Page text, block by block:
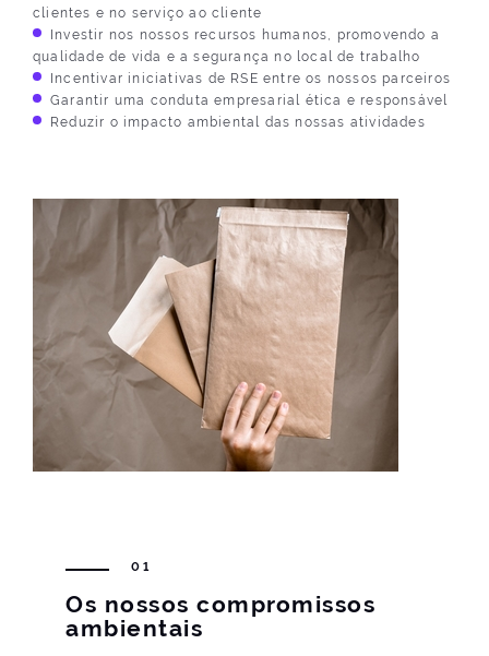
clientes e no serviço ao cliente
Investir nos nossos recursos humanos, promovendo a
qualidade de vida e a segurança no local de trabalho
Incentivar iniciativas de RSE entre os nossos parceiros
Garantir uma conduta empresarial ética e responsável
Reduzir o impacto ambiental das nossas atividades
01
Os nossos compromissos
ambientais